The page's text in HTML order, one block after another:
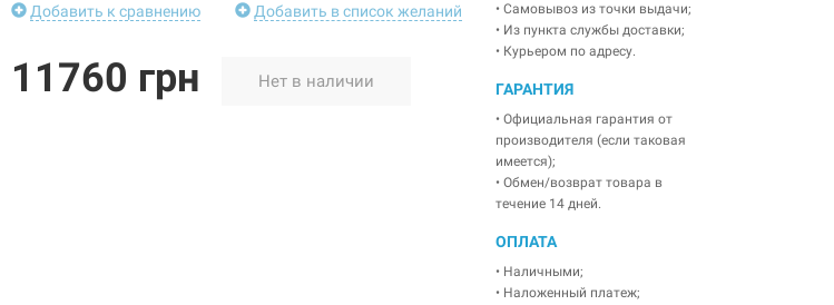
Добавить к сравнению
Добавить в список желаний
11760 грн Нет в наличии
• Самовывоз из точки выдачи;
• Из пункта службы доставки;
• Курьером по адресу.
ГАРАНТИЯ
• Официальная гарантия от
производителя (если таковая
имеется);
• Обмен/возврат товара в
течение 14 дней.
ОПЛАТА
• Наличными;
• Наложенный платеж;